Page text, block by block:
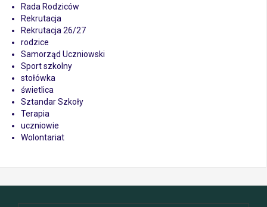
Rada Rodziców
Rekrutacja
Rekrutacja 26/27
rodzice
Samorząd Uczniowski
Sport szkolny
stołówka
świetlica
Sztandar Szkoły
Terapia
uczniowie
Wolontariat